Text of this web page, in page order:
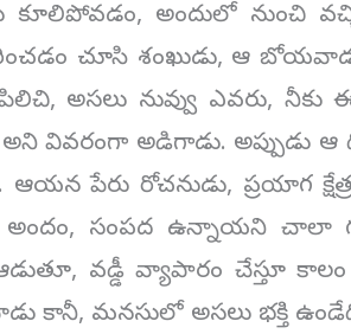
కూలిపోవడం, అందులో
చూసి శంఖుడు, ఆ
పిలిచి, అసలు నువ్వు ఎవరు,
వివరంగా అడిగాడు. అప్పుడు ఆ
ఆయన పేరు రోచనుడు, ప్రయాగ
అందం, సంపద ఉన్నాయని చాలా
వడ్డీ వ్యాపారం చేస్తూ కాలం
కానీ, మనసులో అసలు భక్తి